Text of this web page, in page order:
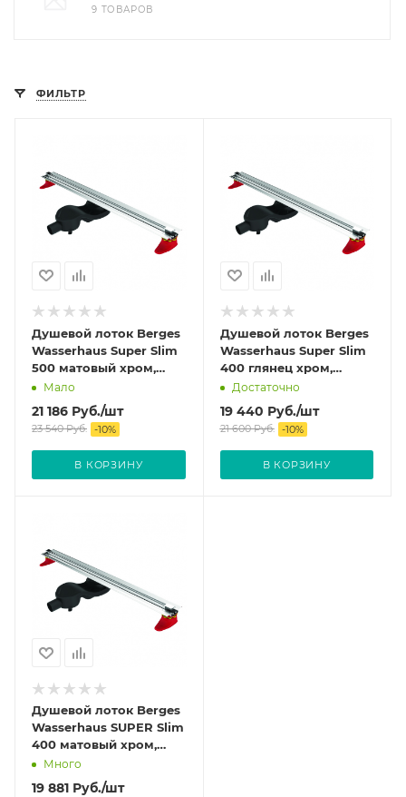
9 ТОВАРОВ
ФИЛЬТР
Душевой лоток Berges
Wasserhaus Super Slim
500 матовый хром,
боковой.
Нержавеющая сталь
Мало
21 186 Руб./шт
23 540Руб. -10%
В КОРЗИНУ
Душевой лоток Berges
Wasserhaus Super Slim
400 глянец хром,
боковой.
Нержавеющая сталь
Достаточно
19 440 Руб./шт
21 600Руб. -10%
В КОРЗИНУ
Душевой лоток Berges
Wasserhaus SUPER Slim
400 матовый хром,
боковой.
Нержавеющая сталь
Много
19 881 Руб./шт